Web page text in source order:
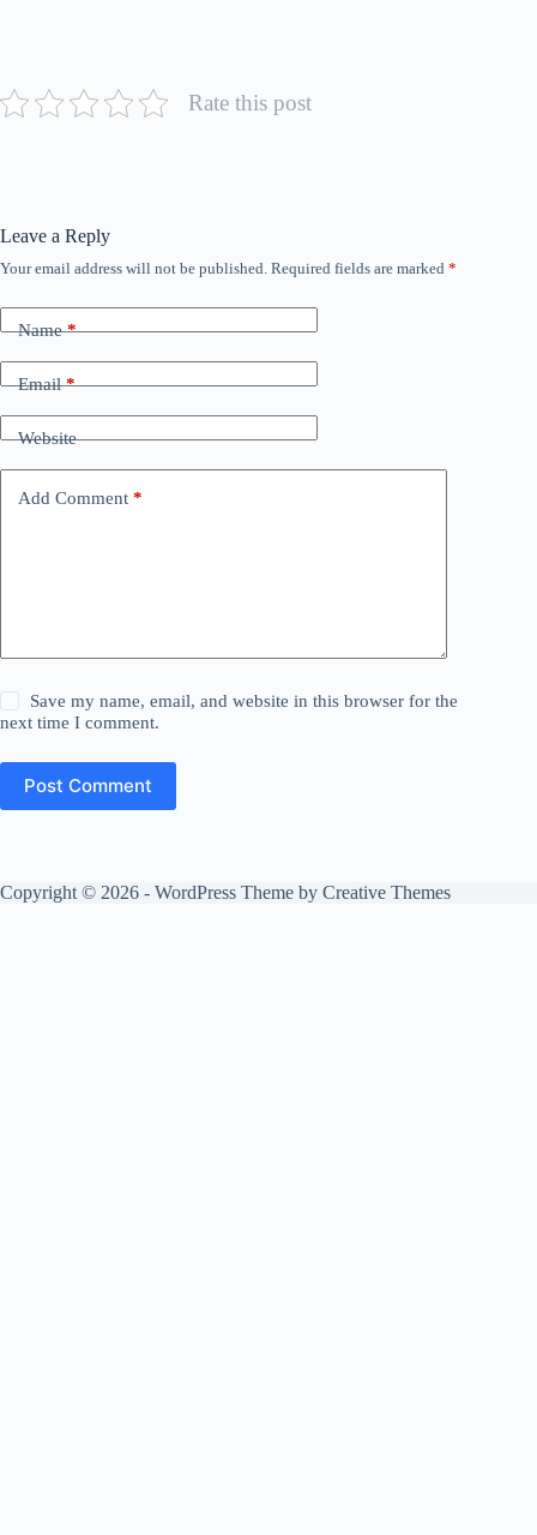
Rate this post
Leave a Reply
Your email address will not be published. Required fields are marked *
Name*
Email*
Website
Add Comment *
Save my name, email, and website in this browser for the
next time I comment.
Post Comment
Copyright © 2026 - WordPress Theme by Creative Themes